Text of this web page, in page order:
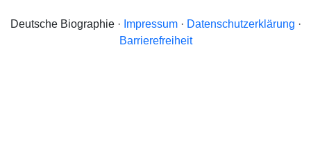
Deutsche Biographie · Impressum· Datenschutzerklärung ·
Barrierefreiheit